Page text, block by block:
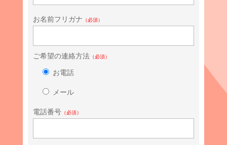
お名前フリガナ （必須）
ご希望の連絡方法（必須）
お電話
メール
電話番号（必須）